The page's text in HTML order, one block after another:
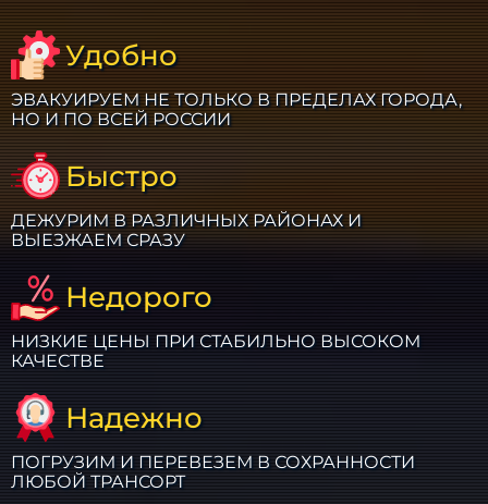
Удобно
ЭВАКУИРУЕМ НЕ ТОЛЬКО В ПРЕДЕЛАХ ГОРОДА,
НО И ПО ВСЕЙ РОССИИ
Быстро
ДЕЖУРИМ В РАЗЛИЧНЫХ РАЙОНАХ И
ВЫЕЗЖАЕМ СРАЗУ
Недорого
НИЗКИЕ ЦЕНЫ ПРИ СТАБИЛЬНО ВЫСОКОМ
КАЧЕСТВЕ
Надежно
ПОГРУЗИМ И ПЕРЕВЕЗЕМ В СОХРАННОСТИ
ЛЮБОЙ ТРАНСОРТ